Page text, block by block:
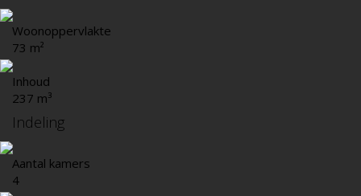
Woonoppervlakte
73 m²
Inhoud
237 m³
Indeling
Aantal kamers
4